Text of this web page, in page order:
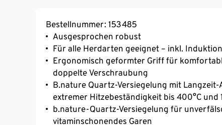
Bestellnummer: 153485
Ausgesprochen robust
Für alle Herdarten geeignet – inkl. Induktion
Ergonomisch geformter Griff für
doppelte Verschraubung
B.nature Quartz-Versiegelung mit
extremer Hitzebeständigkeit bis 400°C und
b.nature-Quartz-Versiegelung für
vitaminschonendes Garen